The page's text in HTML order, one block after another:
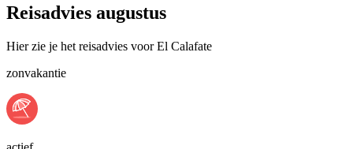
Reisadvies augustus
Hier zie je het reisadvies voor El Calafate
zonvakantie